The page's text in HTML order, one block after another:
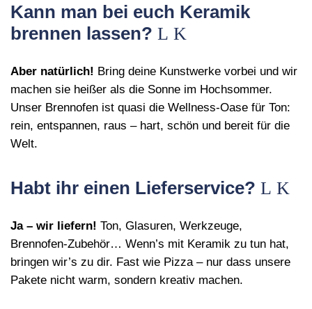
Kann man bei euch Keramik
brennen lassen?
Aber natürlich! Bring deine Kunstwerke vorbei und wir
machen sie heißer als die Sonne im Hochsommer.
Unser Brennofen ist quasi die Wellness‑Oase für Ton:
rein, entspannen, raus – hart, schön und bereit für die
Welt.
Habt ihr einen Lieferservice?
Ja – wir liefern! Ton, Glasuren, Werkzeuge,
Brennofen‑Zubehör… Wenn’s mit Keramik zu tun hat,
bringen wir’s zu dir. Fast wie Pizza – nur dass unsere
Pakete nicht warm, sondern kreativ machen.